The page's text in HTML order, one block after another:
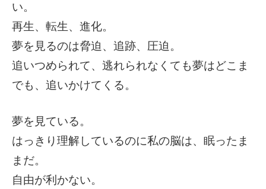
い。
再生、転生、進化。
夢を見るのは脅迫、追跡、圧迫。
追いつめられて、逃れられなくても夢はどこま
でも、追いかけてくる。
夢を見ている。
はっきり理解しているのに私の脳は、眠ったま
まだ。
自由が利かない。